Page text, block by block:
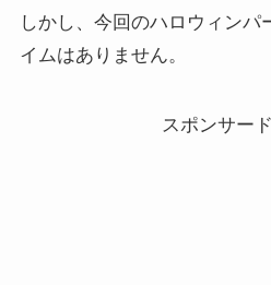
しかし、今回のハロウィンパ
イムはありません。
スポンサー